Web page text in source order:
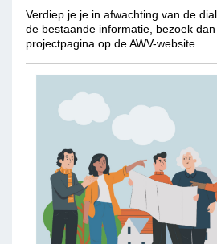
Verdiep je je in afwachting van de
de bestaande informatie, bezoek
projectpagina op de AWV-website.